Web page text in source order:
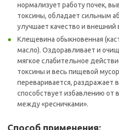
нормализует работу почек,
токсины, обладает сильным
улучшает качество и внешний
Клещевина обыкновенная
масло). Оздоравливает и
мягкое слабительное
токсины и весь пищевой
переваривается, раздражает
способствует избавлению от
между «ресничками».
Способ применения: